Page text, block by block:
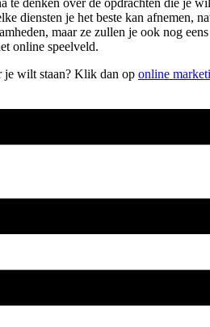
diensten je het beste kan afnemen,
maar ze zullen je ook nog
online speelveld.
je wilt staan? Klik dan op online